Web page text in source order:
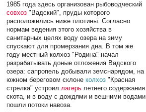
1985 года здесь организован рыбоводческий
совхоз "Вадский", пруды которого
расположились ниже плотины. Согласно
нормам ведения этого хозяйства в
санитарных целях воду озера на зиму
спускают для промерзания дна. В том же
году местный колхоз "Родина" начал
разрабатывать доные отложения Вадского
озера: сапропель добывали земснарядом, на
южном береговом склонеколхоз "Красная
стрелка" устроиллагерь летнего содержания
скота, и в воду с дождями и вешними водами
пошли потоки навоза.